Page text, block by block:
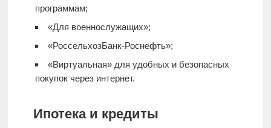
программам;
«Для военнослужащих»;
«РоссельхозБанк-Роснефть»;
«Виртуальная» для удобных и безопасных
покупок через интернет.
Ипотека и кредиты